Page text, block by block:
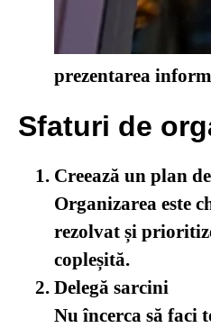
prezentarea
Sfaturi de
Creează un plan
Organizarea este
rezolvat și
copleșită.
Delegă sarcini
Nu încerca să